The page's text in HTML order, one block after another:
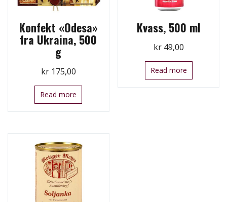
Konfekt «Odesa»
fra Ukraina, 500
g
kr175,00
Read more
Kvass, 500 ml
kr49,00
Read more